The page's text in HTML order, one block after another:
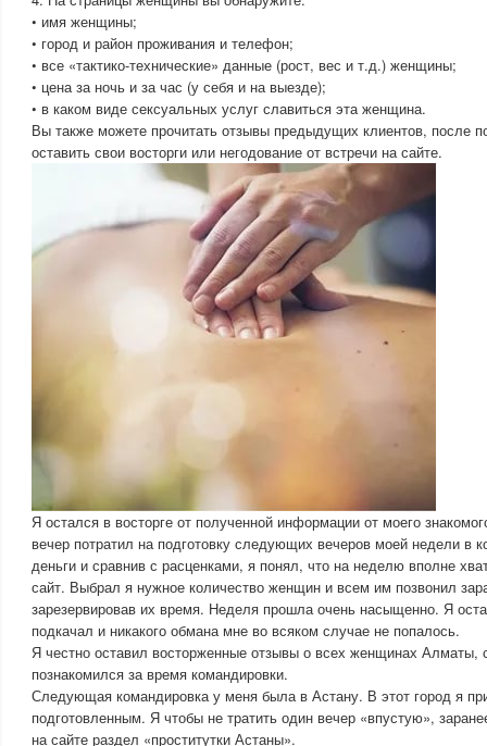
• имя женщины;
• город и район проживания и телефон;
• все «тактико-технические» данные (рост, вес и т.д.) женщины;
• цена за ночь и за час (у себя и на выезде);
• в каком виде сексуальных услуг славиться эта женщина.
Вы также можете прочитать отзывы предыдущих клиентов, после
оставить свои восторги или негодование от встречи на сайте.
Я остался в восторге от полученной информации от моего
вечер потратил на подготовку следующих вечеров моей недели в
деньги и сравнив с расценками, я понял, что на неделю вполне
сайт. Выбрал я нужное количество женщин и всем им позвонил
зарезервировав их время. Неделя прошла очень насыщенно. Я
подкачал и никакого обмана мне во всяком случае не попалось.
Я честно оставил восторженные отзывы о всех женщинах Алматы,
познакомился за время командировки.
Следующая командировка у меня была в Астану. В этот город я
подготовленным. Я чтобы не тратить один вечер «впустую»,
на сайте раздел «проститутки Астаны».